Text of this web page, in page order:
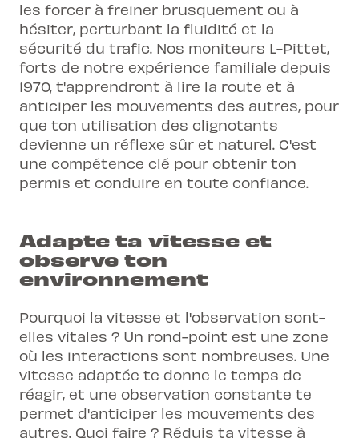
les forcer à freiner brusquement ou à
hésiter, perturbant la fluidité et la
sécurité du trafic. Nos moniteurs L-Pittet,
forts de notre expérience familiale depuis
1970, t'apprendront à lire la route et à
anticiper les mouvements des autres, pour
que ton utilisation des clignotants
devienne un réflexe sûr et naturel. C'est
une compétence clé pour obtenir ton
permis et conduire en toute confiance.
Adapte ta vitesse et
observe ton
environnement
Pourquoi la vitesse et l'observation sont-
elles vitales ? Un rond-point est une zone
où les interactions sont nombreuses. Une
vitesse adaptée te donne le temps de
réagir, et une observation constante te
permet d'anticiper les mouvements des
autres. Quoi faire ? Réduis ta vitesse à